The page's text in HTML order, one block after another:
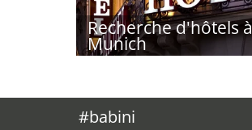
Recherche d'hôtels à
Munich
#babini